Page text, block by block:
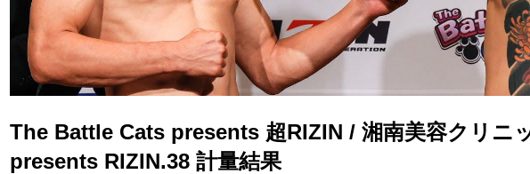
The Battle Cats presents 超RIZIN / 湘南美容クリニ
presents RIZIN.38 計量結果